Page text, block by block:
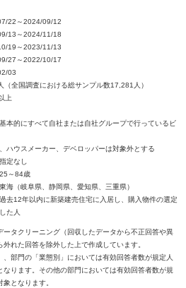
22～2024/09/12
13～2024/11/18
19～2023/11/13
27～2022/10/17
03
（全国調査における総サンプル数17,281人）
上
本的にすべて自社または自社グループで行っているビ
ハウスメーカー、デベロッパーは対象外とする
定なし
～84歳
海（岐阜県、静岡県、愛知県、三重県）
去12年以内に新築建売住宅に入居し、購入物件の選定
た人
タクリーニング（回収したデータから不正回答や異
れた回答を除外した上で作成しています。
部門の「業態別」においては有効回答者数が規定人
ります。その他の部門においては有効回答者数が規
となります。